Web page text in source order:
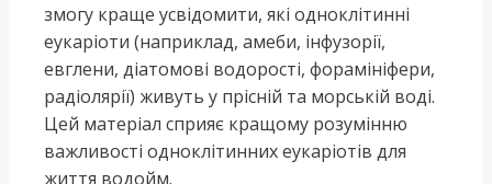
змогу краще усвідомити, які одноклітинні
еукаріоти (наприклад, амеби, інфузорії,
евглени, діатомові водорості, форамініфери,
радіолярії) живуть у прісній та морській воді.
Цей матеріал сприяє кращому розумінню
важливості одноклітинних еукаріотів для
життя водойм.